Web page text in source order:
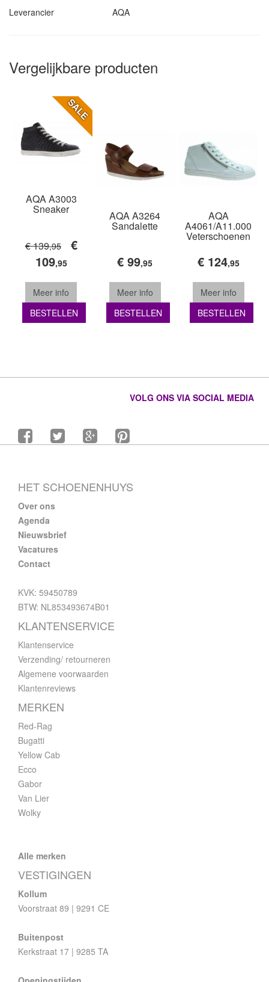
Leverancier
AQA
Vergelijkbare producten
SALE
AQA A3003
Sneaker
€ 139,95
€
109,95
Meer info
BESTELLEN
AQA A3264
Sandalette
€ 99,95
Meer info
BESTELLEN
AQA
A4061/A11.000
Veterschoenen
€ 124,95
Meer info
BESTELLEN
VOLG ONS VIA SOCIAL MEDIA
HET SCHOENENHUYS
Over ons
Agenda
Nieuwsbrief
Vacatures
Contact
KVK: 59450789
BTW: NL853493674B01
KLANTENSERVICE
Klantenservice
Verzending/ retourneren
Algemene voorwaarden
Klantenreviews
MERKEN
Red-Rag
Bugatti
Yellow Cab
Ecco
Gabor
Van Lier
Wolky
Alle merken
VESTIGINGEN
Kollum
Voorstraat 89 | 9291 CE
Buitenpost
Kerkstraat 17 | 9285 TA